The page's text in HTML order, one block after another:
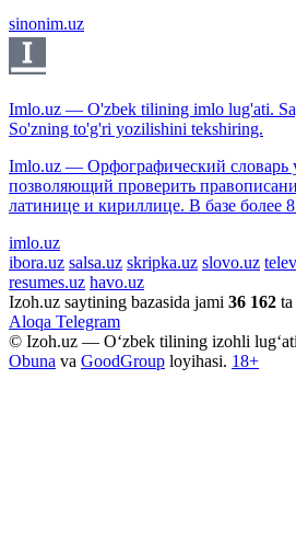
sinonim.uz
Imlo.uz — O'zbek tilining imlo lug'ati.
So'zning to'g'ri yozilishini tekshiring.
Imlo.uz — Орфографический словарь
позволяющий проверить
латинице и кириллице. В базе более
imlo.uz
ibora.uz salsa.uz skripka.uz slovo.uz
resumes.uz havo.uz
Izoh.uz saytining bazasida jami 36 162 ta
Aloqa Telegram
© Izoh.uz — O‘zbek tilining izohli
Obuna va GoodGroup loyihasi. 18+